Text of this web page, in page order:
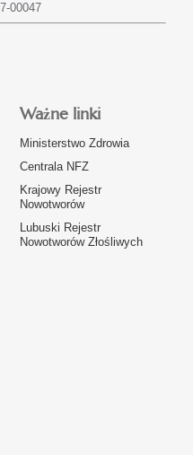
00047
Ważne linki
Ministerstwo Zdrowia
Centrala NFZ
Krajowy Rejestr
Nowotworów
Lubuski Rejestr
Nowotworów Złośliwych